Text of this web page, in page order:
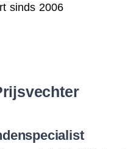
sinds 2006